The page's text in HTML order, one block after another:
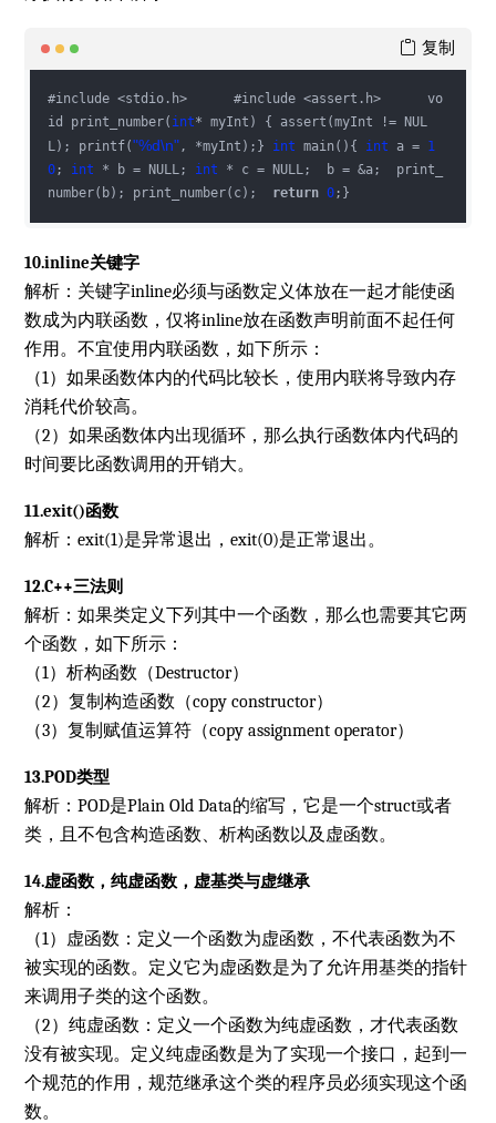
#include <stdio.h>      #include <assert.h>      vo
id print_number( int* myInt) { assert(myInt != NUL
L); printf("%d\n", *myInt);} int main(){ int a = 1
0; int * b = NULL; int * c = NULL;  b = &a;  print_
number(b); print_number(c); return 0;}
复制
10.inline关键字
解析：关键字inline必须与函数定义体放在一起才能使函
数成为内联函数，仅将inline放在函数声明前面不起任何
作用。不宜使用内联函数，如下所示：
（1）如果函数体内的代码比较长，使用内联将导致内存
消耗代价较高。
（2）如果函数体内出现循环，那么执行函数体内代码的
时间要比函数调用的开销大。
11.exit()函数
解析：exit(1)是异常退出，exit(0)是正常退出。
12.C++三法则
解析：如果类定义下列其中一个函数，那么也需要其它两
个函数，如下所示：
（1）析构函数（Destructor）
（2）复制构造函数（copy constructor）
（3）复制赋值运算符（copy assignment operator）
13.POD类型
解析：POD是Plain Old Data的缩写，它是一个struct或者
类，且不包含构造函数、析构函数以及虚函数。
14.虚函数，纯虚函数，虚基类与虚继承
解析：
（1）虚函数：定义一个函数为虚函数，不代表函数为不
被实现的函数。定义它为虚函数是为了允许用基类的指针
来调用子类的这个函数。
（2）纯虚函数：定义一个函数为纯虚函数，才代表函数
没有被实现。定义纯虚函数是为了实现一个接口，起到一
个规范的作用，规范继承这个类的程序员必须实现这个函
数。